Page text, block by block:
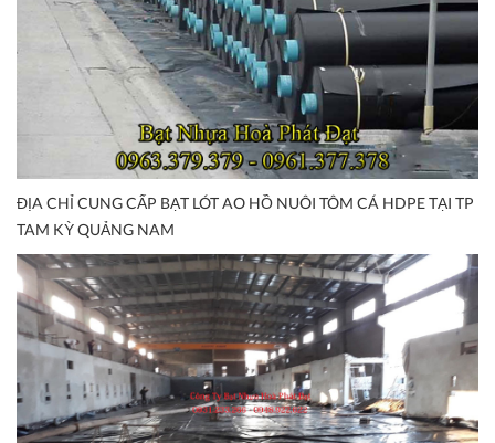
ĐỊA CHỈ CUNG CẤP BẠT LÓT AO HỒ NUÔI TÔM CÁ HDPE TẠI TP
TAM KỲ QUẢNG NAM